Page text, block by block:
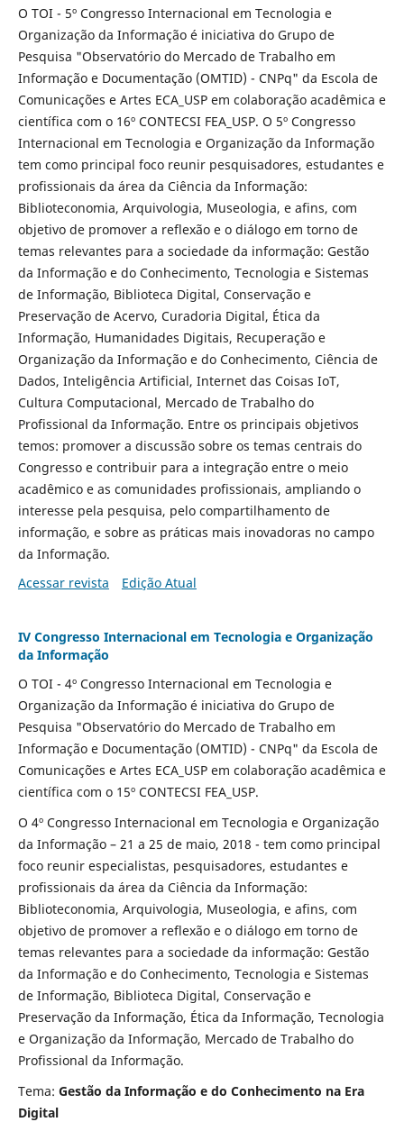
O TOI - 5º Congresso Internacional em Tecnologia e
Organização da Informação é iniciativa do Grupo de
Pesquisa "Observatório do Mercado de Trabalho em
Informação e Documentação (OMTID) - CNPq" da Escola de
Comunicações e Artes ECA_USP em colaboração acadêmica e
científica com o 16º CONTECSI FEA_USP. O 5º Congresso
Internacional em Tecnologia e Organização da Informação
tem como principal foco reunir pesquisadores, estudantes e
profissionais da área da Ciência da Informação:
Biblioteconomia, Arquivologia, Museologia, e afins, com
objetivo de promover a reflexão e o diálogo em torno de
temas relevantes para a sociedade da informação: Gestão
da Informação e do Conhecimento, Tecnologia e Sistemas
de Informação, Biblioteca Digital, Conservação e
Preservação de Acervo, Curadoria Digital, Ética da
Informação, Humanidades Digitais, Recuperação e
Organização da Informação e do Conhecimento, Ciência de
Dados, Inteligência Artificial, Internet das Coisas IoT,
Cultura Computacional, Mercado de Trabalho do
Profissional da Informação. Entre os principais objetivos
temos: promover a discussão sobre os temas centrais do
Congresso e contribuir para a integração entre o meio
acadêmico e as comunidades profissionais, ampliando o
interesse pela pesquisa, pelo compartilhamento de
informação, e sobre as práticas mais inovadoras no campo
da Informação.
Acessar revista
Edição Atual
IV Congresso Internacional em Tecnologia e Organização
da Informação
O TOI - 4º Congresso Internacional em Tecnologia e
Organização da Informação é iniciativa do Grupo de
Pesquisa "Observatório do Mercado de Trabalho em
Informação e Documentação (OMTID) - CNPq" da Escola de
Comunicações e Artes ECA_USP em colaboração acadêmica e
científica com o 15º CONTECSI FEA_USP.
O 4º Congresso Internacional em Tecnologia e Organização
da Informação – 21 a 25 de maio, 2018 - tem como principal
foco reunir especialistas, pesquisadores, estudantes e
profissionais da área da Ciência da Informação:
Biblioteconomia, Arquivologia, Museologia, e afins, com
objetivo de promover a reflexão e o diálogo em torno de
temas relevantes para a sociedade da informação: Gestão
da Informação e do Conhecimento, Tecnologia e Sistemas
de Informação, Biblioteca Digital, Conservação e
Preservação da Informação, Ética da Informação, Tecnologia
e Organização da Informação, Mercado de Trabalho do
Profissional da Informação.
Tema: Gestão da Informação e do Conhecimento na Era
Digital